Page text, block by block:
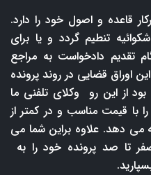
قاعده و اصول خود را دارد.
تنطیم گردد و یا برای
تقدیم دادخواست به مراجع
اوراق قضایی در روند پرونده
از این رو وکلای تلفنی ما
با قیمت مناسب و در کمتر از
می دهد. علاوه براین شما می
صفر تا صد پرونده خود را به